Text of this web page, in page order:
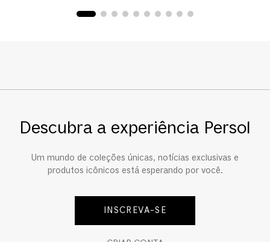
Descubra a experiência Persol
Um mundo de coleções únicas, notícias exclusivas e
produtos icônicos está esperando por você.
INSCREVA-SE